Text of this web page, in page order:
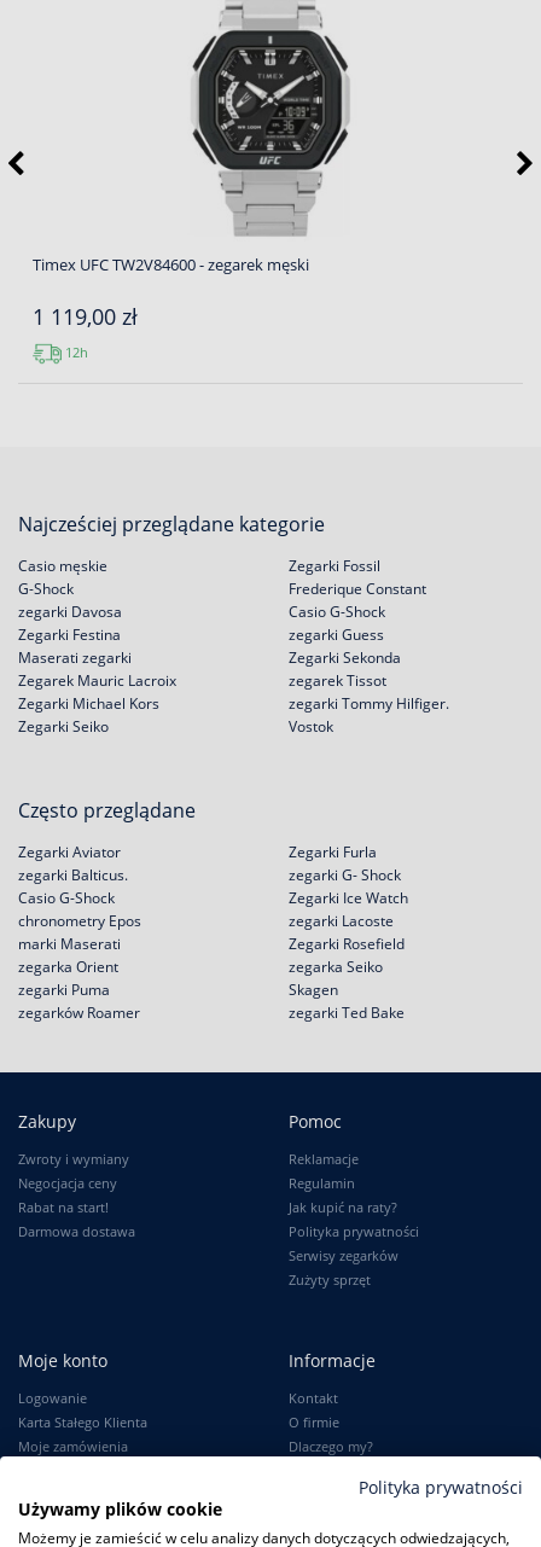
Timex UFC TW2V84600 - zegarek męski
1 119,00 zł
12h
Najcześciej przeglądane kategorie
Casio męskie
G-Shock
zegarki Davosa
Zegarki Festina
Zegarki Fossil
Frederique Constant
Casio G-Shock
zegarki Guess
Maserati zegarki
Zegarek Mauric Lacroix
Zegarki Michael Kors
Zegarki Seiko
Zegarki Sekonda
zegarek Tissot
zegarki Tommy Hilfiger.
Vostok
Często przeglądane
Zegarki Aviator
zegarki Balticus.
Casio G-Shock
chronometry Epos
Zegarki Furla
zegarki G- Shock
Zegarki Ice Watch
zegarki Lacoste
marki Maserati
zegarka Orient
zegarki Puma
zegarków Roamer
Zegarki Rosefield
zegarka Seiko
Skagen
zegarki Ted Bake
Zakupy
Zwroty i wymiany
Negocjacja ceny
Rabat na start!
Darmowa dostawa
Pomoc
Reklamacje
Regulamin
Jak kupić na raty?
Polityka prywatności
Serwisy zegarków
Zużyty sprzęt
Moje konto
Logowanie
Karta Stałego Klienta
Moje zamówienia
Informacje
Kontakt
O firmie
Dlaczego my?
Polityka prywatności
Używamy plików cookie
Możemy je zamieścić w celu analizy danych dotyczących odwiedzających,